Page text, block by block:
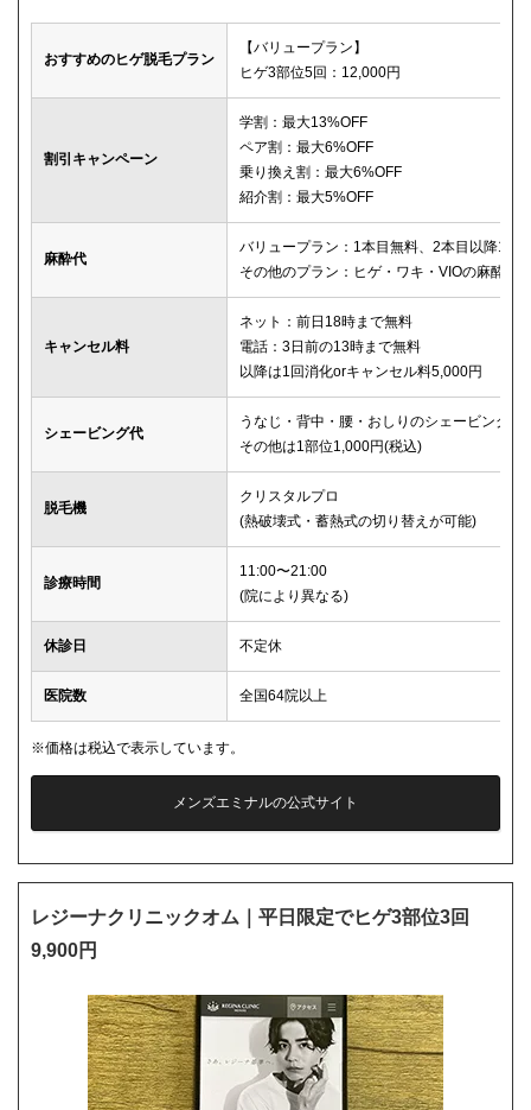
おすすめのヒゲ脱毛プラン
【バリュープラン】
ヒゲ3部位5回：12,000円
割引キャンペーン
学割：最大13%OFF
ペア割：最大6%OFF
乗り換え割：最大6%OFF
紹介割：最大5%OFF
麻酔代
バリュープラン：1本目無料、2本目以降1本
その他のプラン：ヒゲ・ワキ・VIOの麻酔が
キャンセル料
ネット：前日18時まで無料
電話：3日前の13時まで無料
以降は1回消化orキャンセル料5,000円
シェービング代
うなじ・背中・腰・おしりのシェービングは
その他は1部位1,000円(税込)
脱毛機
クリスタルプロ
(熱破壊式・蓄熱式の切り替えが可能)
診療時間
11:00〜21:00
(院により異なる)
休診日 不定休
医院数 全国64院以上
※価格は税込で表示しています。
メンズエミナルの公式サイト
レジーナクリニックオム｜平日限定でヒゲ3部位3回
9,900円